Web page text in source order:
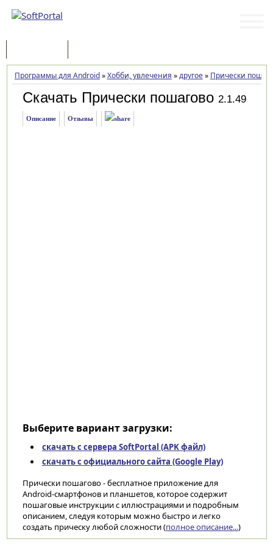
Программы для Android»Хобби, увлечения »другое» Прически
Скачать Прически пошагово 2.1.49
Описание Отзывы
Выберите вариант загрузки:
скачать с сервера SoftPortal (APK файл)
скачать с официального сайта (Google Play)
Прически пошагово - бесплатное приложение для
Android-смартфонов и планшетов, которое содержит
пошаговые инструкции с иллюстрациями и подробным
описанием, следуя которым можно быстро и легко
создать прическу любой сложности (полное описание...)